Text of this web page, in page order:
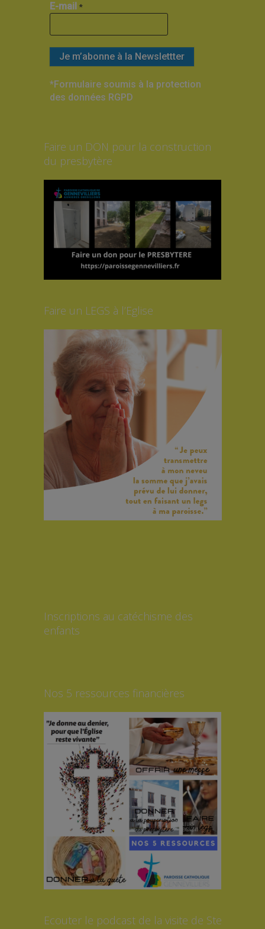
E-mail *
*Formulaire soumis à la protection
des données RGPD
Faire un DON pour la construction
du presbytère
Faire un LEGS à l’Eglise
Inscriptions au catéchisme des
enfants
Nos 5 ressources financières
Ecouter le podcast de la visite de Ste